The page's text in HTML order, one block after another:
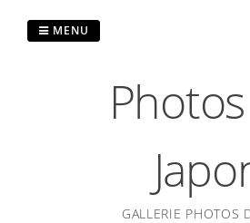
GALLERIE PHOTOS
MENU